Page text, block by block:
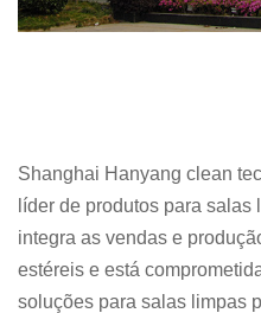
Shanghai Hanyang clean
líder de produtos para
integra as vendas e
estéreis e está
soluções para salas limpas